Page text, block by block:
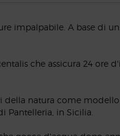
impalpabile. A base di
che assicura 24 ore
natura come
Pantelleria, in Sicilia.